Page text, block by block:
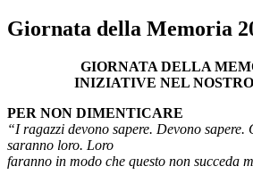
Giornata della Memoria
GIORNATA DELLA
INIZIATIVE NEL
PER NON DIMENTICARE
“I ragazzi devono sapere. Devono
saranno loro. Loro
faranno in modo che questo non succeda